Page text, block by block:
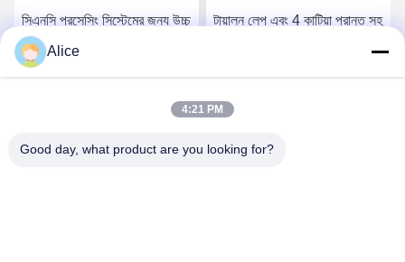
সিএনসি প্রসেসিং সিস্টেমের জন্য উচ্চ
পারফরম্যান্স কার্বাইড রুক্ষ শেষ মিলস
6 মিমি 8 মিমি 10 মিমি সুপার লেপ
টায়ালন লেপ এবং 4 কাটিয়া প্রান্ত সহ
Alice
4:21 PM
Good day, what product are you looking for?